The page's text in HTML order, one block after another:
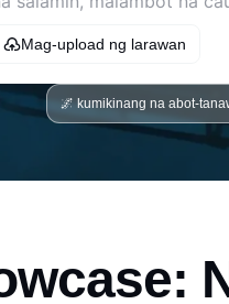
Mag-upload ng larawan
🌌 kumikinang na abot-